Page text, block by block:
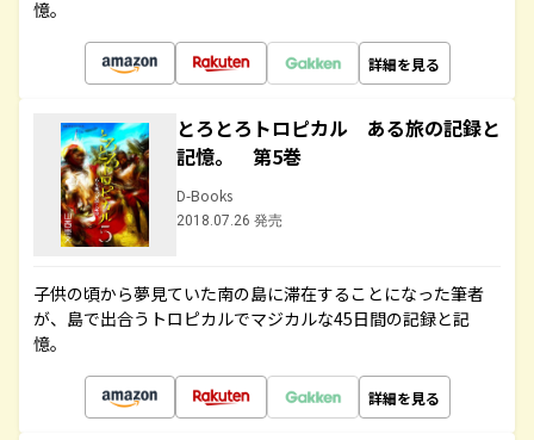
憶。
詳細を見る
とろとろトロピカル ある旅の記録と
記憶。 第5巻
D-Books
2018.07.26 発売
子供の頃から夢見ていた南の島に滞在することになった筆者
が、島で出合うトロピカルでマジカルな45日間の記録と記
憶。
詳細を見る